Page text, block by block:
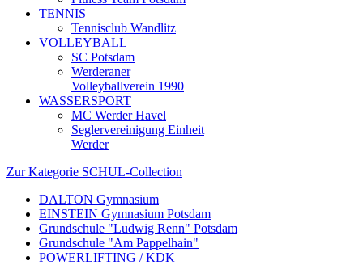
TENNIS
Tennisclub Wandlitz
VOLLEYBALL
SC Potsdam
Werderaner
Volleyballverein 1990
WASSERSPORT
MC Werder Havel
Seglervereinigung Einheit
Werder
Zur Kategorie SCHUL-Collection
DALTON Gymnasium
EINSTEIN Gymnasium Potsdam
Grundschule "Ludwig Renn" Potsdam
Grundschule "Am Pappelhain"
POWERLIFTING / KDK